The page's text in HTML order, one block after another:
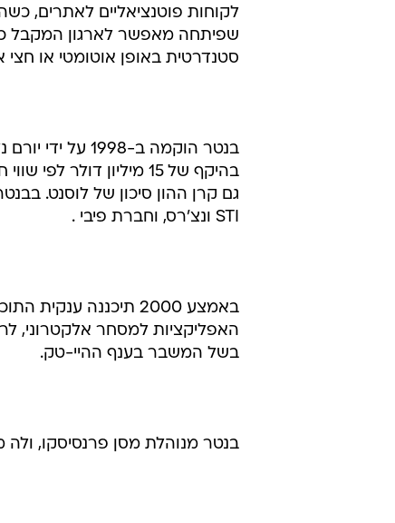
שפיתחה מאפשר לארגון המקבל
סטנדרטית באופן אוטומטי או חצי
גם קרן ההון סיכון של לוסנט.
STI ונצ'רס, וחברת פיבי .
באמצע 2000 תיכננה
בשל המשבר בענף ההיי-טק.
בנטר מנוהלת מסן פרנסיסקו, ולה